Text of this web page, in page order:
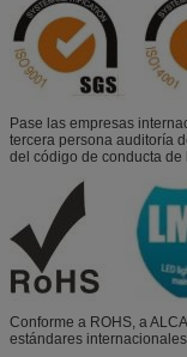
Pase las empresas
tercera persona auditoría
del código de conducta de
Conforme a ROHS, a
estándares